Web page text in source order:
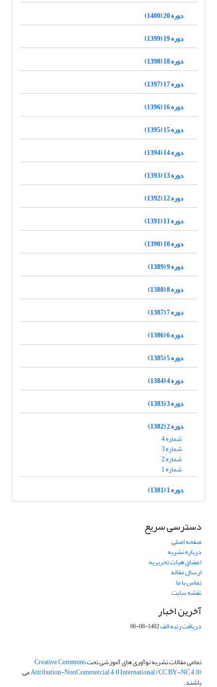
دوره 20 (1400)
دوره 19 (1399)
دوره 18 (1398)
دوره 17 (1397)
دوره 16 (1396)
دوره 15 (1395)
دوره 14 (1394)
دوره 13 (1393)
دوره 12 (1392)
دوره 11 (1391)
دوره 10 (1390)
دوره 9 (1389)
دوره 8 (1388)
دوره 7 (1387)
دوره 6 (1386)
دوره 5 (1385)
دوره 4 (1384)
دوره 3 (1383)
دوره 2 (1382)
شماره 4
شماره 3
شماره 2
شماره 1
دوره 1 (1381)
دسترسی سریع
صفحه اصلی
درباره نشریه
اعضای هیات تحریریه
ارسال مقاله
تماس با ما
نقشه سایت
آخرین اخبار
دریافت رتبه الف1402-08-06
تمامی مقالات نشریه نوآوری های آموزشی تحتCreative Commons
Attribution-NonCommercial 4.0 International (CC BY-NC 4.0)می
باشند.